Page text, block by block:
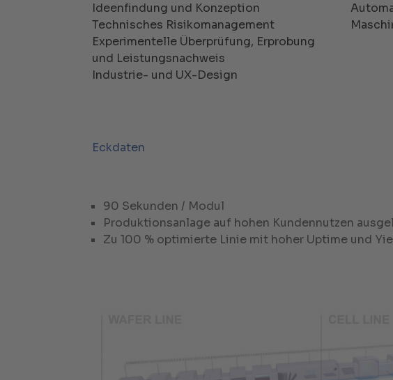
Ideenfindung und Konzeption
Technisches Risikomanagement
Experimentelle Überprüfung, Erprobung
und Leistungsnachweis
Industrie- und UX-Design
Eckdaten
90 Sekunden / Modul
Produktionsanlage auf hohen Kundennutzen
Zu 100 % optimierte Linie mit hoher Uptime und